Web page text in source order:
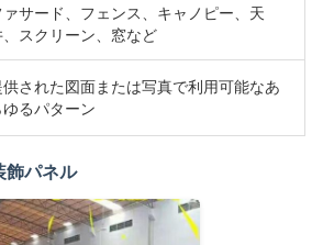
ァサード、フェンス、キャノピー、天
、スクリーン、窓など
供された図面または写真で利用可能なあ
ゆるパターン
飾パネル